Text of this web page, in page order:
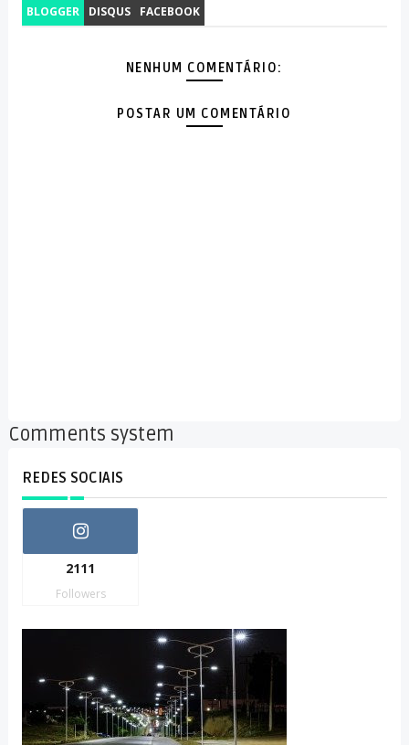
BLOGGER DISQUS FACEBOOK
NENHUM COMENTÁRIO:
POSTAR UM COMENTÁRIO
Comments system
REDES SOCIAIS
2111
Followers